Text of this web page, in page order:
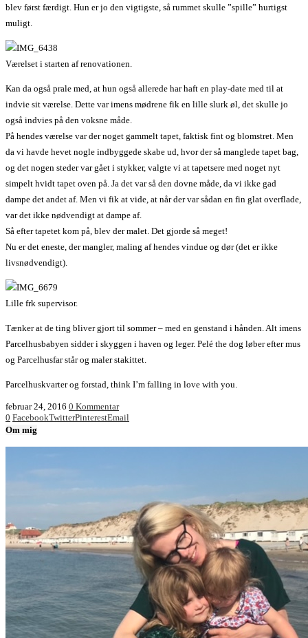
blev først færdigt. Hun er jo den vigtigste, så rummet skulle ”spille” hurtigst
muligt.
Værelset i starten af renovationen.
Kan da også prale med, at hun også allerede har haft en play-date med til at
indvie sit værelse. Dette var imens mødrene fik en lille slurk øl, det skulle jo
også indvies på den voksne måde.
På hendes værelse var der noget gammelt tapet, faktisk fint og blomstret. Men
da vi havde hevet nogle indbyggede skabe ud, hvor der så manglede tapet bag,
og det nogen steder var gået i stykker, valgte vi at tapetsere med noget nyt
simpelt hvidt tapet oven på. Ja det var så den dovne måde, da vi ikke gad
dampe det andet af. Men vi fik at vide, at når der var sådan en fin glat overflade,
var det ikke nødvendigt at dampe af.
Så efter tapetet kom på, blev der malet. Det gjorde så meget!
Nu er det eneste, der mangler, maling af hendes vindue og dør (det er ikke
livsnødvendigt).
Lille frk supervisor.
Tænker at de ting bliver gjort til sommer – med en genstand i hånden. Alt imens
Parcelhusbabyen sidder i skyggen i haven og leger. Pelé the dog løber efter mus
og Parcelhusfar står og maler stakittet.
Parcelhuskvarter og forstad, think I’m falling in love with you.
februar 24, 2016 0 Kommentar
0 FacebookTwitterPinterestEmail
Om mig